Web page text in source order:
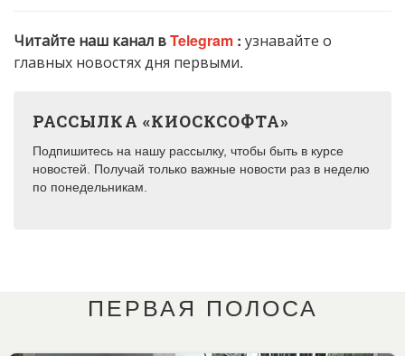
Читайте наш канал вTelegram : узнавайте о
главных новостях дня первыми.
РАССЫЛКА «КИОСКСОФТА»
Подпишитесь на нашу рассылку, чтобы быть в курсе
новостей. Получай только важные новости раз в неделю
по понедельникам.
ПЕРВАЯ ПОЛОСА